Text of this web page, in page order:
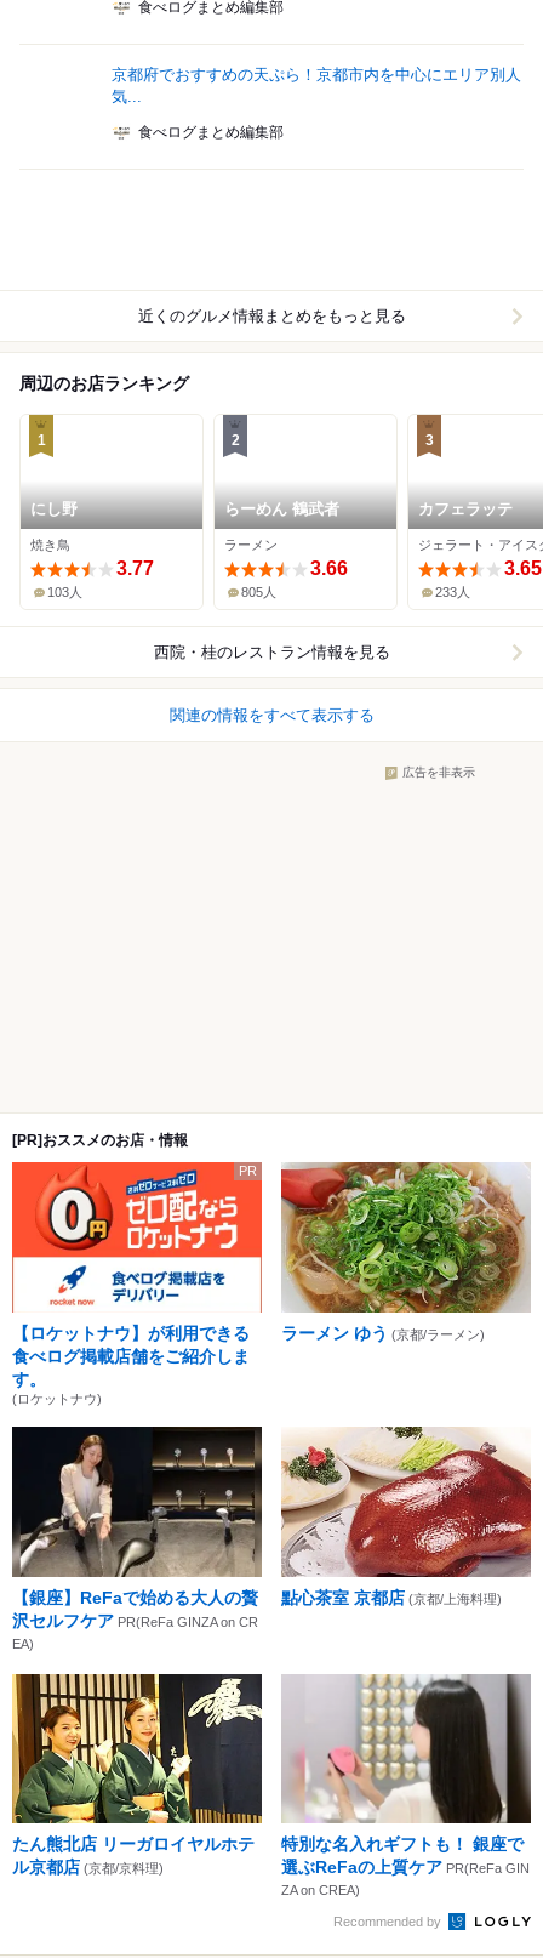
食べログまとめ編集部
京都府でおすすめの天ぷら！京都市内を中心にエリア別人
気...
食べログまとめ編集部
近くのグルメ情報まとめをもっと見る
周辺のお店ランキング
1
にし野
焼き鳥
3.77
103人
2
らーめん 鶴武者
ラーメン
3.66
805人
3
カフェラッテ
3.65
233人
西院・桂のレストラン情報を見る
関連の情報をすべて表示する
広告を非表示
[PR]おススメのお店・情報
PR
【ロケットナウ】が利用できる
食べログ掲載店舗をご紹介しま
す。
(ロケットナウ)
ラーメン ゆう (京都/ラーメン)
【銀座】ReFaで始める大人の贅
沢セルフケア PR(ReFa GINZA on CR
EA)
點心茶室 京都店 (京都/上海料理)
たん熊北店 リーガロイヤルホテ
ル京都店 (京都/京料理)
特別な名入れギフトも！ 銀座で
選ぶReFaの上質ケア PR(ReFa GIN
ZA on CREA)
Recommended by